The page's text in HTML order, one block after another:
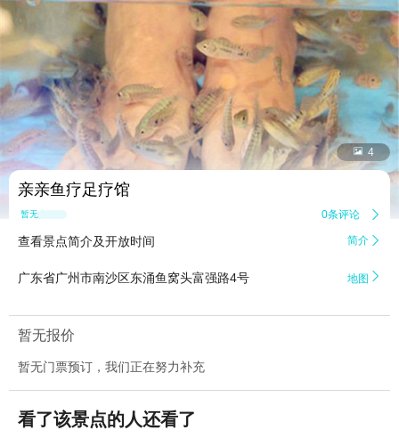
 4
亲亲鱼疗足疗馆
暂无点评 0条评论 
查看景点简介及开放时间 简介 
广东省广州市南沙区东涌鱼窝头富强路4号 地图 
暂无报价
暂无门票预订，我们正在努力补充
看了该景点的人还看了
